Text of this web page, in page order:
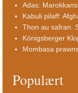
Adas:
Kabuli pilaff:
Thon au safran:
Königsberger
Mombasa
Populært